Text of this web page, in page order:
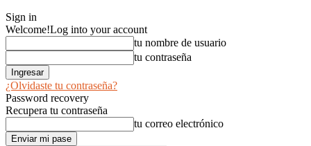
Sign in
Welcome!Log into your account
tu nombre de usuario
tu contraseña
¿Olvidaste tu contraseña?
Password recovery
Recupera tu contraseña
tu correo electrónico